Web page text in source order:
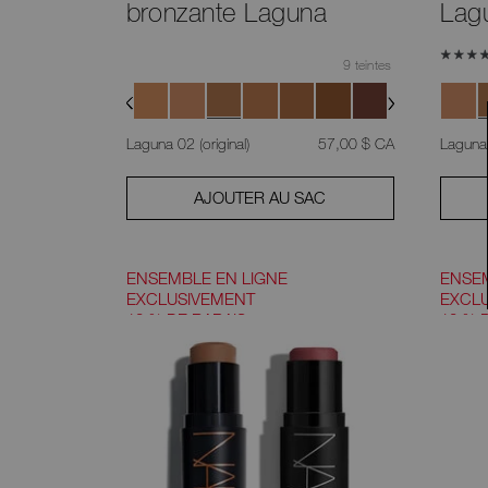
bronzante Laguna
9 teintes
Laguna 02 (original) était
57,00 $ CA,
AJOUTER AU SAC
ENSEMBLE EN LIGNE
EXCLUSIVEMENT
10 % DE RABAIS
10 %